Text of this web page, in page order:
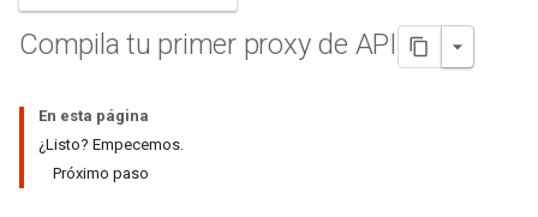
Compila tu primer proxy de API
En esta página
¿Listo? Empecemos.
Próximo paso